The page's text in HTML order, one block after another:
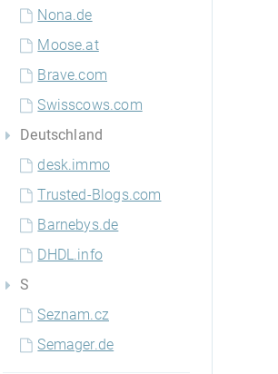
Nona.de
Moose.at
Brave.com
Swisscows.com
Deutschland
desk.immo
Trusted-Blogs.com
Barnebys.de
DHDL.info
S
Seznam.cz
Semager.de